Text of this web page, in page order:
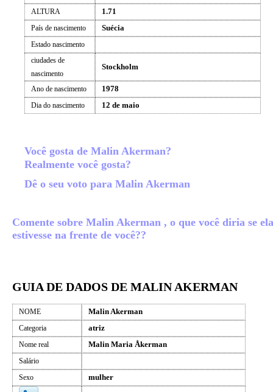
ALTURA
1.71
País de nascimento Suécia
Estado nascimento
ciudades de
nascimento
Stockholm
Ano de nascimento 1978
Dia do nascimento 12 de maio
Você gosta de Malin Akerman?
Realmente você gosta?
Dê o seu voto para Malin Akerman
Comente sobre Malin Akerman , o que você diria se ela
estivesse na frente de você??
GUIA DE DADOS DE MALIN AKERMAN
NOME Malin Akerman
Categoria atriz
Nome real Malin Maria Åkerman
Salário
Sexo
mulher